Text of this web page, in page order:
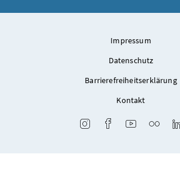
Impressum
Datenschutz
Barrierefreiheitserklärung
Kontakt
InstagramFacebookYoutubeFlickr